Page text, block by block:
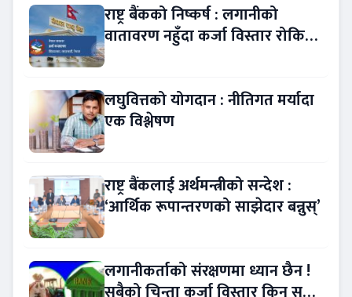
राष्ट्र बैंकको निष्कर्ष : लगानीको
वातावरण नहुँदा कर्जा विस्तार रोकियो
लघुवित्तको योगदान : नीतिगत मर्यादा
एक विश्लेषण
राष्ट्र बैंकलाई अर्थमन्त्रीको सन्देश :
‘आर्थिक रूपान्तरणको साझेदार बन्नुस्’
लगानीकर्ताको संरक्षणमा ध्यान छैन !